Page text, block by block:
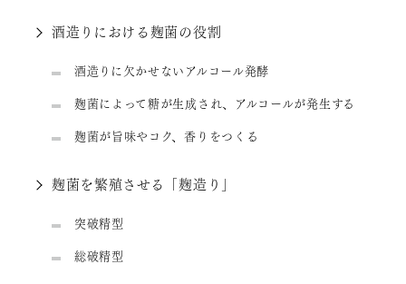
酒造りにおける麹菌の役割
酒造りに欠かせないアルコール発酵
麹菌によって糖が生成され、アルコールが発生する
麹菌が旨味やコク、香りをつくる
麹菌を繁殖させる「麹造り」
突破精型
総破精型